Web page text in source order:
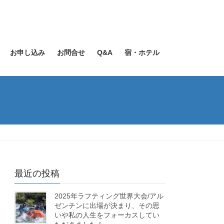
お申し込み お問合せ Q&A 宿・ホテル
最近の投稿
2025年ラフティング世界大会/アル
ゼンチンに出場が決まり、その思
いや私の人生をフォーカスしてい